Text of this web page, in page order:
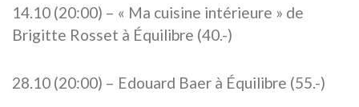
14.10 (20:00) – « Ma cuisine intérieure » de
Brigitte Rosset à Équilibre (40.-)
28.10 (20:00) – Edouard Baer à Équilibre (55.-)